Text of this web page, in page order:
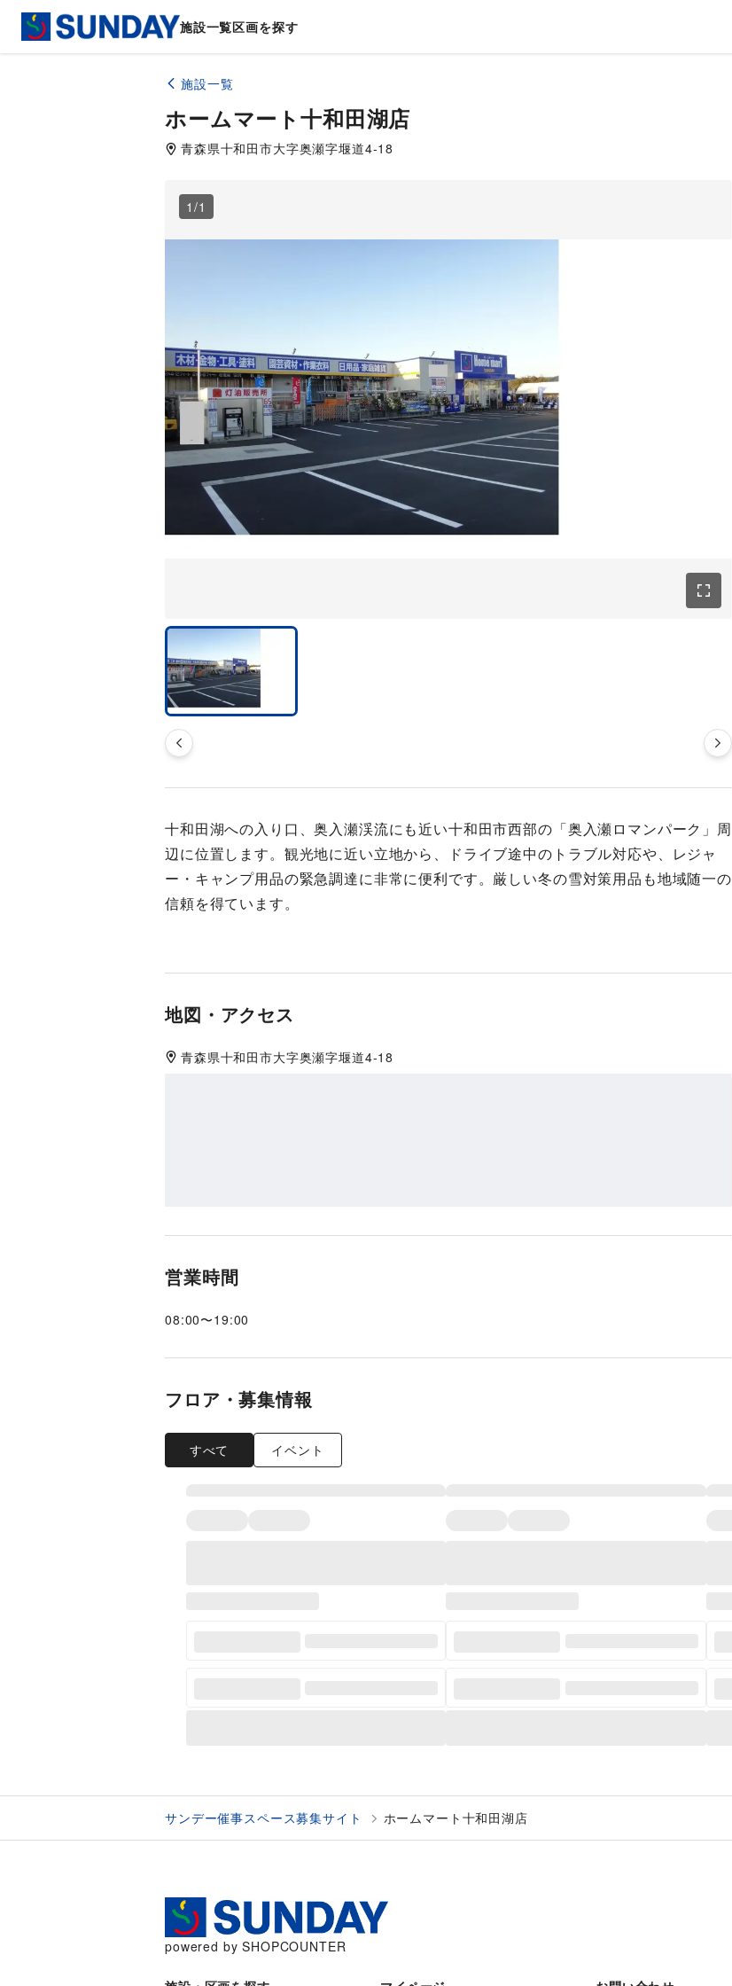
施設一覧区画を探す
施設一覧
ホームマート十和田湖店
青森県十和田市大字奥瀬字堰道4-18
1 /1
十和田湖への入り口、奥入瀬渓流にも近い十和田市西部の「奥入瀬ロマンパーク」周
辺に位置します。観光地に近い立地から、ドライブ途中のトラブル対応や、レジャ
ー・キャンプ用品の緊急調達に非常に便利です。厳しい冬の雪対策用品も地域随一の
信頼を得ています。
地図・アクセス
青森県十和田市大字奥瀬字堰道4-18
営業時間
08:00〜19:00
フロア・募集情報
すべて イベント
サンデー催事スペース募集サイト ホームマート十和田湖店
powered by SHOPCOUNTER